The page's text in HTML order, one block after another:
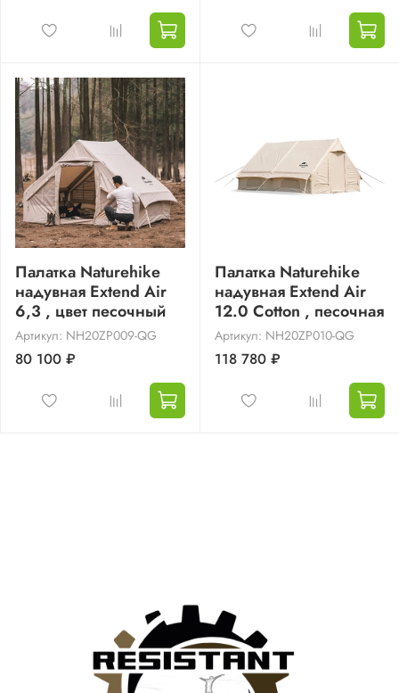
Палатка Naturehike
надувная Extend Air
6,3 , цвет песочный
Артикул: NH20ZP009-QG
80 100 ₽
Палатка Naturehike
надувная Extend Air
12.0 Cotton , песочная
Артикул: NH20ZP010-QG
118 780 ₽